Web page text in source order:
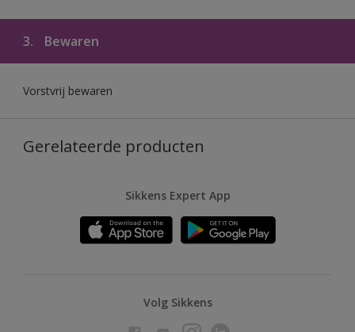
3. Bewaren
Vorstvrij bewaren
Gerelateerde producten
Sikkens Expert App
Volg Sikkens